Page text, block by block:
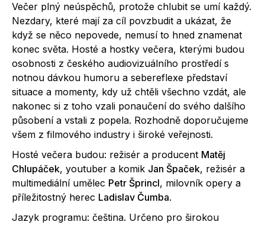
Večer plný neúspěchů, protože chlubit se umí každý.
Nezdary, které mají za cíl povzbudit a ukázat, že
když se něco nepovede, nemusí to hned znamenat
konec světa. Hosté a hostky večera, kterými budou
osobnosti z českého audiovizuálního prostředí s
notnou dávkou humoru a sebereflexe představí
situace a momenty, kdy už chtěli všechno vzdát, ale
nakonec si z toho vzali ponaučení do svého dalšího
působení a vstali z popela. Rozhodně doporučujeme
všem z filmového industry i široké veřejnosti.
Hosté večera budou: režisér a producent Matěj
Chlupáček, youtuber a komik Jan Špaček, režisér a
multimediální umělec Petr Šprincl, milovník opery a
příležitostný herec Ladislav Čumba.
Jazyk programu: čeština. Určeno pro širokou